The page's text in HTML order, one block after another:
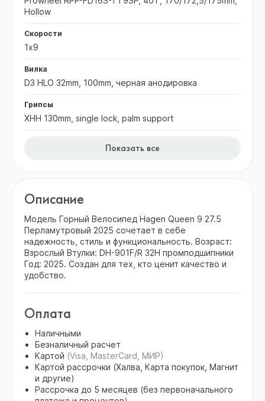
Hollow
Скорости
1х9
Вилка
D3 HLO 32mm, 100mm, черная анодировка
Грипсы
XHH 130mm, single lock, palm support
Показать все
Описание
Модель Горный Велосипед Hagen Queen 9 27.5
Перламутровый 2025 сочетает в себе
надежность, стиль и функциональность. Возраст:
Взрослый Втулки: DH-901F/R 32H промподшипники
Год: 2025. Создан для тех, кто ценит качество и
удобство.
Оплата
Наличными
Безналичный расчет
Картой (Visa, MasterCard, МИР)
Картой рассрочки (Халва, Карта покупок, Магнит
и другие)
Рассрочка до 5 месяцев (без первоначального